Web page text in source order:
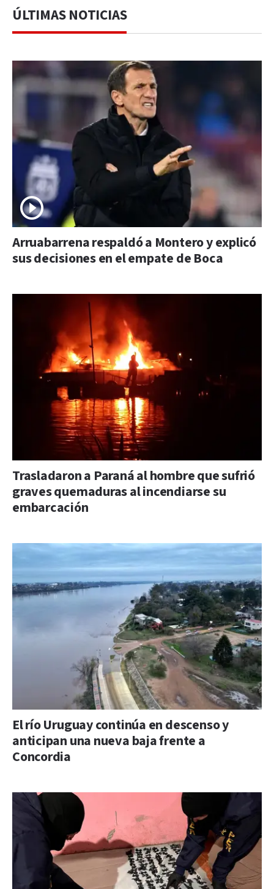
ÚLTIMAS NOTICIAS
Arruabarrena respaldó a Montero y explicó
sus decisiones en el empate de Boca
Trasladaron a Paraná al hombre que sufrió
graves quemaduras al incendiarse su
embarcación
El río Uruguay continúa en descenso y
anticipan una nueva baja frente a
Concordia